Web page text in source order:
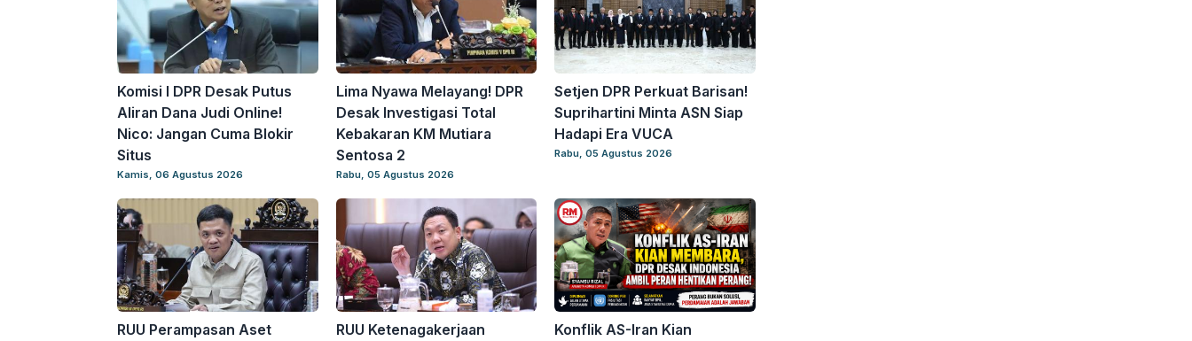
Komisi I DPR Desak Putus
Aliran Dana Judi Online!
Nico: Jangan Cuma Blokir
Situs
Kamis, 06 Agustus 2026
Lima Nyawa Melayang! DPR
Desak Investigasi Total
Kebakaran KM Mutiara
Sentosa 2
Rabu, 05 Agustus 2026
Setjen DPR Perkuat Barisan!
Suprihartini Minta ASN Siap
Hadapi Era VUCA
Rabu, 05 Agustus 2026
RUU Perampasan Aset
RUU Ketenagakerjaan
Konflik AS-Iran Kian